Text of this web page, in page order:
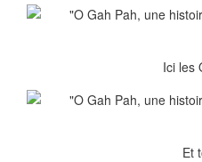
Ici les
Et